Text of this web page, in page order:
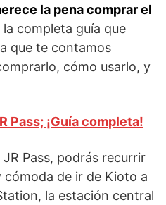
la pena comprar el
completa guía que
que te contamos
cómo usarlo, y
Pass; ¡Guía completa!
Pass, podrás recurrir
cómoda de ir de Kioto a
la estación central